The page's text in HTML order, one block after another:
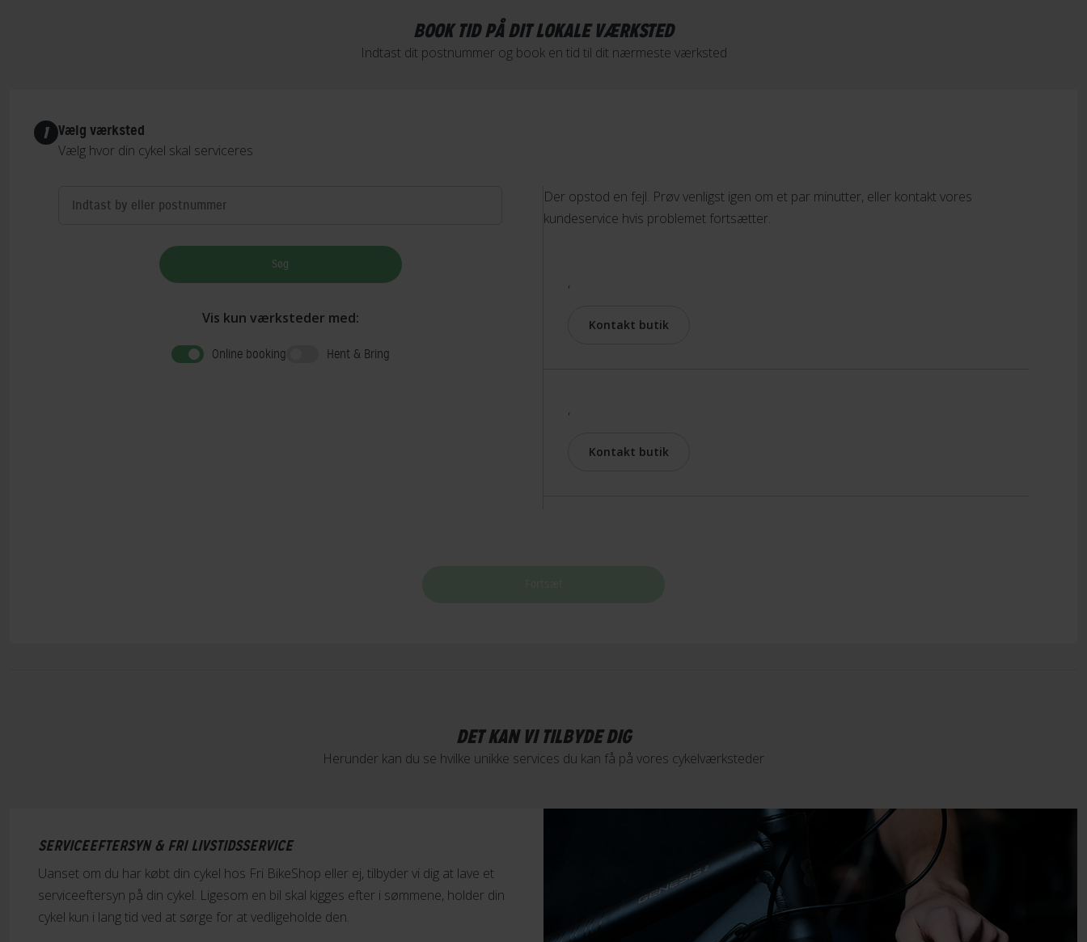
BOOK TID PÅ DIT LOKALE VÆRKSTED
Indtast dit postnummer og book en tid til dit nærmeste værksted
1
Vælg værksted
Vælg hvor din cykel skal serviceres
Søg
Vis kun værksteder med:
Online booking Hent & Bring
Der opstod en fejl. Prøv venligst igen om et par minutter, eller kontakt vores
kundeservice hvis problemet fortsætter.
,
Kontakt butik
,
Kontakt butik
DET KAN VI TILBYDE DIG
Herunder kan du se hvilke unikke services du kan få på vores cykelværksteder
SERVICEEFTERSYN & FRI LIVSTIDSSERVICE
Uanset om du har købt din cykel hos Fri BikeShop eller ej, tilbyder vi dig at lave et
serviceeftersyn på din cykel. Ligesom en bil skal kigges efter i sømmene, holder din
cykel kun i lang tid ved at sørge for at vedligeholde den.